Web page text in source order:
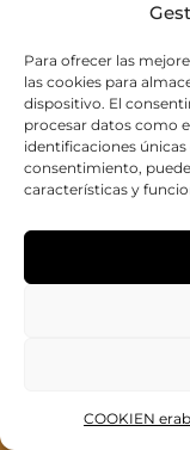
Para ofrecer las
las cookies para
dispositivo. El
procesar datos como
identificaciones
consentimiento,
características y
COOKIEN
Sin
hacia
de la
de
visita
de